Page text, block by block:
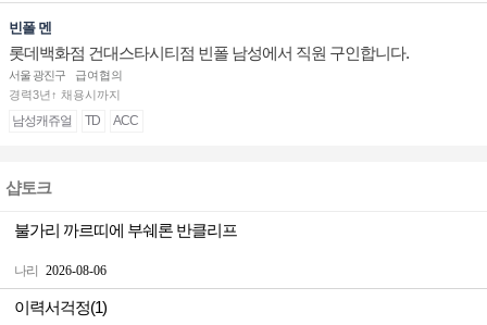
빈폴 멘
롯데백화점 건대스타시티점 빈폴 남성에서 직원 구인합니다.
서울 광진구
급여협의
경력3년↑ 채용시까지
남성캐쥬얼 TD ACC
샵토크
나리 2026-08-06
불가리 까르띠에 부쉐론 반클리프
이력서걱정(1)